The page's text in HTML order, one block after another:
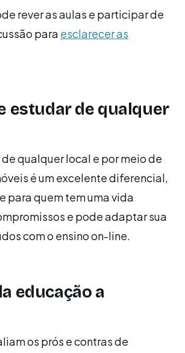
rever as aulas e participar de
para esclarecer as
estudar de qualquer
qualquer local e por meio de
é um excelente diferencial,
para quem tem uma vida
e pode adaptar sua
com o ensino on-line.
educação a
os prós e contras de